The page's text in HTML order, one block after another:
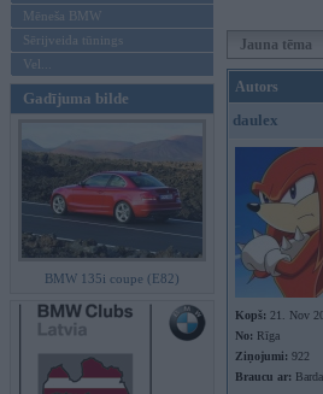
Mēneša BMW
Sērijveida tūnings
Vel...
Gadījuma bilde
BMW 135i coupe (E82)
Jauna tēma
Autors
daulex
Kopš: 21. Nov
No: Rīga
Ziņojumi: 922
Braucu ar: